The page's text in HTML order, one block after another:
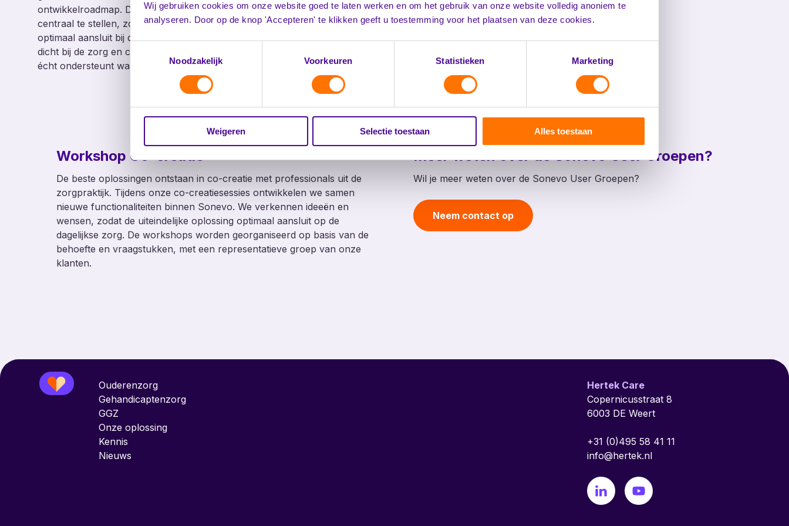
Wij gebruiken cookies om onze website goed te laten werken en om het gebruik van onze website volledig anoniem te
analyseren. Door op de knop 'Accepteren' te klikken geeft u toestemming voor het plaatsen van deze cookies.
Noodzakelijk
Voorkeuren Statistieken Marketing
Weigeren Selectie toestaan Alles toestaan
ontwikkelroadmap. Door de ervaringen en ideeën
centraal te stellen, zorgen wij ervoor dat Sonevo
optimaal aansluit bij de zorgpraktijk. Zo blijven wij
dicht bij de zorg en creëren we een platform dat
écht ondersteunt waar het nodig is.
Workshop Co-creatie
De beste oplossingen ontstaan in co-creatie met professionals uit de
zorgpraktijk. Tijdens onze co-creatiesessies ontwikkelen we samen
nieuwe functionaliteiten binnen Sonevo. We verkennen ideeën en
wensen, zodat de uiteindelijke oplossing optimaal aansluit op de
dagelijkse zorg. De workshops worden georganiseerd op basis van de
behoefte en vraagstukken, met een representatieve groep van onze
klanten.
Meer weten over de Sonevo User Groepen?
Wil je meer weten over de Sonevo User Groepen?
Neem contact op
Ouderenzorg
Gehandicaptenzorg
GGZ
Onze oplossing
Kennis
Nieuws
Hertek Care
Copernicusstraat 8
6003 DE Weert
+31 (0)495 58 41 11
info@hertek.nl
linkedinyoutube